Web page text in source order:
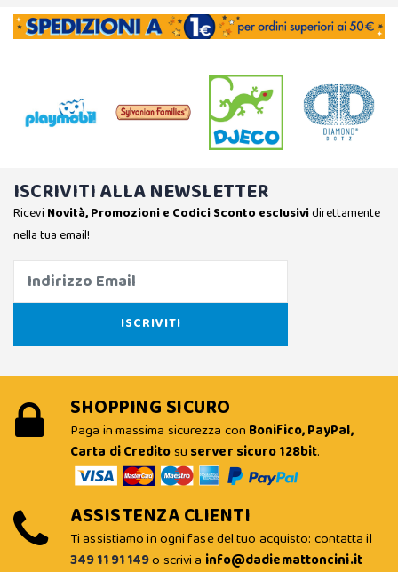
ISCRIVITI ALLA NEWSLETTER
Ricevi Novità, Promozioni e Codici Sconto esclusividirettamente
nella tua email!
SHOPPING SICURO
Paga in massima sicurezza con Bonifico, PayPal,
Carta di Creditosu server sicuro 128bit.
ASSISTENZA CLIENTI
Ti assistiamo in ogni fase del tuo acquisto: contatta il
349 11 91 149o scrivi a info@dadiemattoncini.it